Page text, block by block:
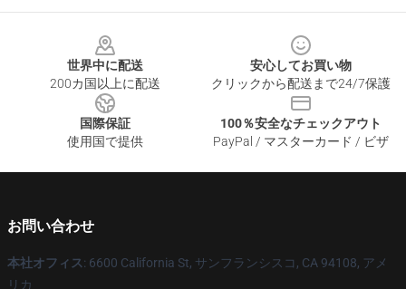
世界中に配送
200カ国以上に配送
安心してお買い物
クリックから配送まで24/7保護
国際保証
使用国で提供
100％安全なチェックアウト
PayPal / マスターカード / ビザ
お問い合わせ
本社オフィス: 6600 California St, サンフランシスコ, CA 94108, アメ
リカ